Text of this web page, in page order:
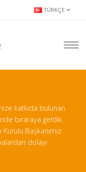
TÜRKÇE
katkıda bulunan
biraraya geldik.
Başkanımız
dolayı